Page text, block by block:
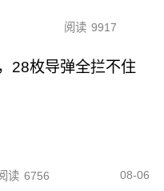
阅读 9917
28枚导弹全拦不住
读 6756 08-06